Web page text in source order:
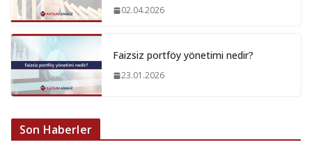
02.04.2026
Faizsiz portföy yönetimi nedir?
23.01.2026
Son Haberler